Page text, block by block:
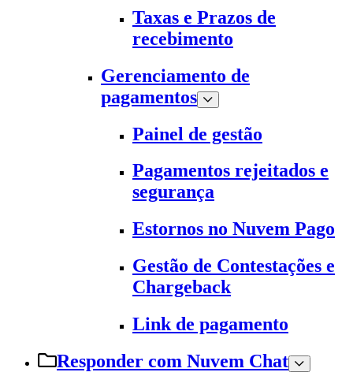
Taxas e Prazos de
recebimento
Gerenciamento de
pagamentos
Painel de gestão
Pagamentos rejeitados e
segurança
Estornos no Nuvem Pago
Gestão de Contestações e
Chargeback
Link de pagamento
Responder com Nuvem Chat